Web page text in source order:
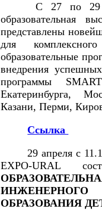
C 27 по 29
образовательная
представлены
для
образовательные
внедрения
программы
Екатеринбурга,
Казани, Перми,
Ссылка
29 апреля с
EXPO-URAL
ИНЖЕНЕРНОГО
ОБРАЗОВАНИЯ